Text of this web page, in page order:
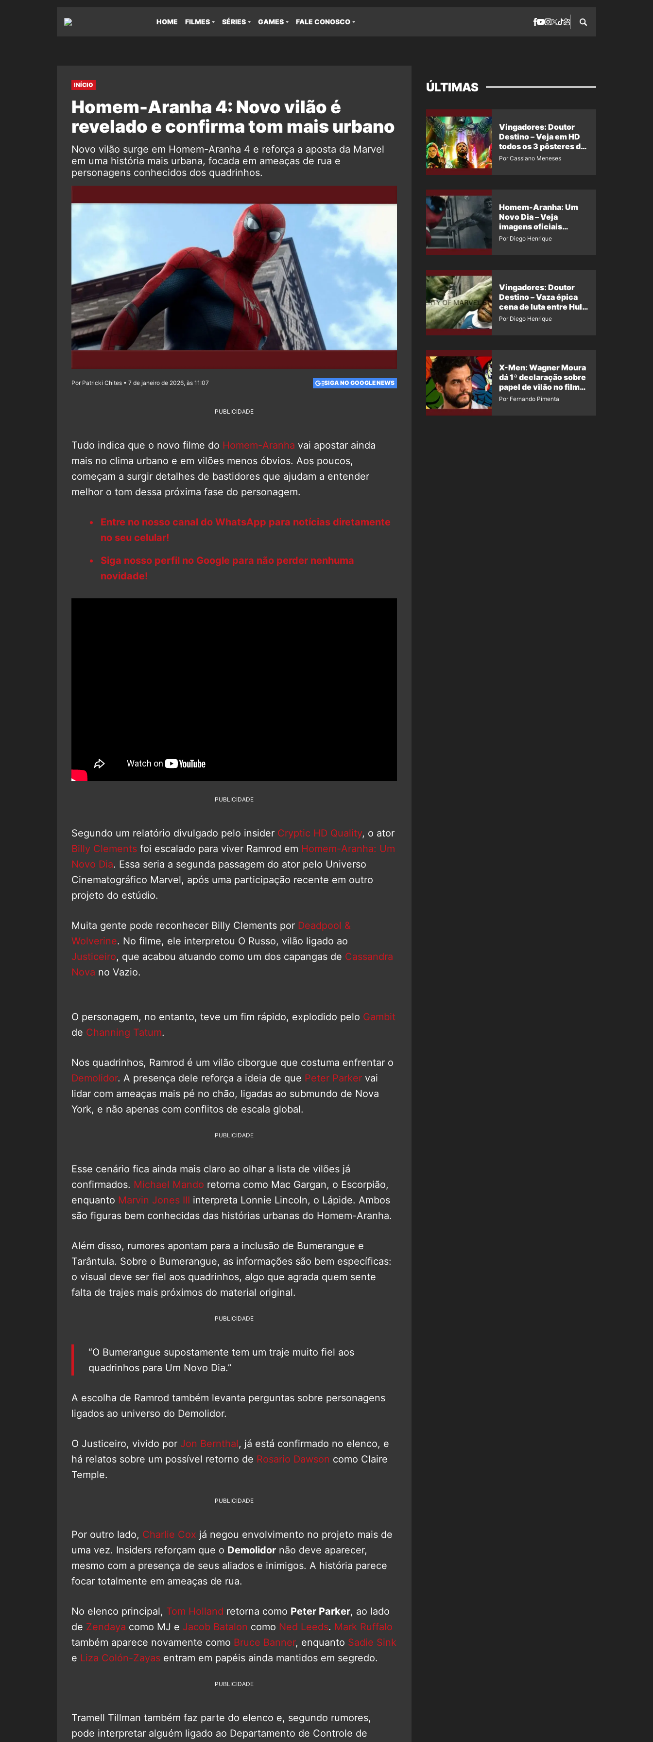
HOME FILMES SÉRIES GAMES FALE CONOSCO
INÍCIO
Homem-Aranha 4: Novo vilão é
revelado e confirma tom mais urbano
Novo vilão surge em Homem-Aranha 4 e reforça a aposta da Marvel
em uma história mais urbana, focada em ameaças de rua e
personagens conhecidos dos quadrinhos.
Por Patricki Chites • 7 de janeiro de 2026, às 11:07 SIGA NO GOOGLE NEWS
PUBLICIDADE
Tudo indica que o novo filme do Homem-Aranha vai apostar ainda
mais no clima urbano e em vilões menos óbvios. Aos poucos,
começam a surgir detalhes de bastidores que ajudam a entender
melhor o tom dessa próxima fase do personagem.
Entre no nosso canal do WhatsApp para notícias diretamente
no seu celular!
Siga nosso perfil no Google para não perder nenhuma
novidade!
PUBLICIDADE
Segundo um relatório divulgado pelo insider Cryptic HD Quality, o ator
Billy Clements foi escalado para viver Ramrod em Homem-Aranha: Um
Novo Dia. Essa seria a segunda passagem do ator pelo Universo
Cinematográfico Marvel, após uma participação recente em outro
projeto do estúdio.
Muita gente pode reconhecer Billy Clements por Deadpool &
Wolverine. No filme, ele interpretou O Russo, vilão ligado ao
Justiceiro, que acabou atuando como um dos capangas de Cassandra
Nova no Vazio.
O personagem, no entanto, teve um fim rápido, explodido pelo Gambit
de Channing Tatum.
Nos quadrinhos, Ramrod é um vilão ciborgue que costuma enfrentar o
Demolidor. A presença dele reforça a ideia de que Peter Parker vai
lidar com ameaças mais pé no chão, ligadas ao submundo de Nova
York, e não apenas com conflitos de escala global.
PUBLICIDADE
Esse cenário fica ainda mais claro ao olhar a lista de vilões já
confirmados. Michael Mando retorna como Mac Gargan, o Escorpião,
enquanto Marvin Jones III interpreta Lonnie Lincoln, o Lápide. Ambos
são figuras bem conhecidas das histórias urbanas do Homem-Aranha.
Além disso, rumores apontam para a inclusão de Bumerangue e
Tarântula. Sobre o Bumerangue, as informações são bem específicas:
o visual deve ser fiel aos quadrinhos, algo que agrada quem sente
falta de trajes mais próximos do material original.
PUBLICIDADE
“O Bumerangue supostamente tem um traje muito fiel aos
quadrinhos para Um Novo Dia.”
A escolha de Ramrod também levanta perguntas sobre personagens
ligados ao universo do Demolidor.
O Justiceiro, vivido por Jon Bernthal, já está confirmado no elenco, e
há relatos sobre um possível retorno de Rosario Dawson como Claire
Temple.
PUBLICIDADE
Por outro lado, Charlie Cox já negou envolvimento no projeto mais de
uma vez. Insiders reforçam que o Demolidor não deve aparecer,
mesmo com a presença de seus aliados e inimigos. A história parece
focar totalmente em ameaças de rua.
No elenco principal, Tom Holland retorna como Peter Parker, ao lado
de Zendaya como MJ e Jacob Batalon como Ned Leeds. Mark Ruffalo
também aparece novamente como Bruce Banner, enquanto Sadie Sink
e Liza Colón-Zayas entram em papéis ainda mantidos em segredo.
PUBLICIDADE
Tramell Tillman também faz parte do elenco e, segundo rumores,
pode interpretar alguém ligado ao Departamento de Controle de
ÚLTIMAS
Vingadores: Doutor
Destino – Veja em HD
todos os 3 pôsteres de
‘Doomsday’ + 1 imagem
Por Cassiano Meneses
Homem-Aranha: Um
Novo Dia – Veja
imagens oficiais
descartadas do Hulk
Por Diego Henrique
Vingadores: Doutor
Destino – Vaza épica
cena de luta entre Hulk
e o Coisa
Por Diego Henrique
X-Men: Wagner Moura
dá 1ª declaração sobre
papel de vilão no filme
da Marvel
Por Fernando Pimenta